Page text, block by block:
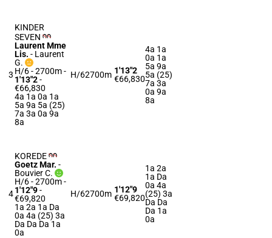
3
KINDER
SEVEN
Laurent Mme
Lis. - Laurent
G.
H/6 - 2700m-
1'13"2-
€66,830
4a 1a 0a 1a
5a 9a 5a (25)
7a 3a 0a 9a
8a
H/62700m 1'13"2
€66,830
4a 1a
0a 1a
5a 9a
5a (25)
7a 3a
0a 9a
8a
4
KOREDE
Goetz Mar. -
Bouvier C.
H/6 - 2700m-
1'12"9-
€69,820
1a 2a 1a Da
0a 4a (25) 3a
Da Da Da 1a
0a
H/62700m 1'12"9
€69,820
1a 2a
1a Da
0a 4a
(25) 3a
Da Da
Da 1a
0a